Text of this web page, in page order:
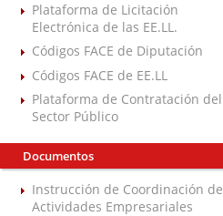
Plataforma de Licitación
Electrónica de las EE.LL.
Códigos FACE de Diputación
Códigos FACE de EE.LL
Plataforma de Contratación del
Sector Público
Documentos
Instrucción de Coordinación de
Actividades Empresariales